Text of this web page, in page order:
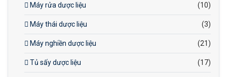
Máy rửa dược liệu (10)
Máy thái dược liệu (3)
Máy nghiền dược liệu (21)
Tủ sấy dược liệu (17)